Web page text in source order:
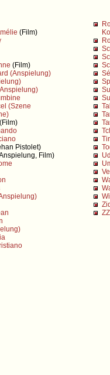
(Film)
(Film)
(Anspielung)
(Szene
(Film)
Pistolet)
Film)